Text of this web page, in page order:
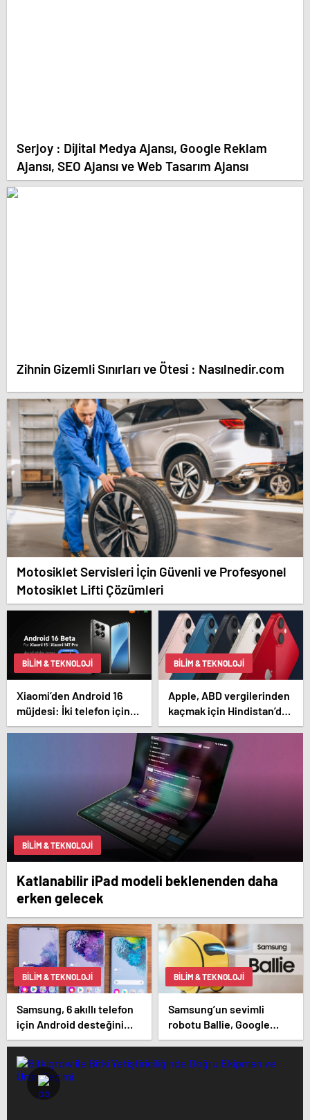
Serjoy : Dijital Medya Ajansı, Google Reklam
Ajansı, SEO Ajansı ve Web Tasarım Ajansı
Zihnin Gizemli Sınırları ve Ötesi : Nasılnedir.com
Motosiklet Servisleri İçin Güvenli ve Profesyonel
Motosiklet Lifti Çözümleri
BILIM & TEKNOLOJI
Xiaomi’den Android 16
müjdesi: İki telefon için
yayınlandı
BILIM & TEKNOLOJI
Apple, ABD vergilerinden
kaçmak için Hindistan’dan
1,5 milyon iPhone getirdi
BILIM & TEKNOLOJI
Katlanabilir iPad modeli beklenenden daha
erken gelecek
BILIM & TEKNOLOJI
Samsung, 6 akıllı telefon
için Android desteğini
sonlandırıyor
BILIM & TEKNOLOJI
Samsung’un sevimli
robotu Ballie, Google
desteğiyle satışa çıkıyor